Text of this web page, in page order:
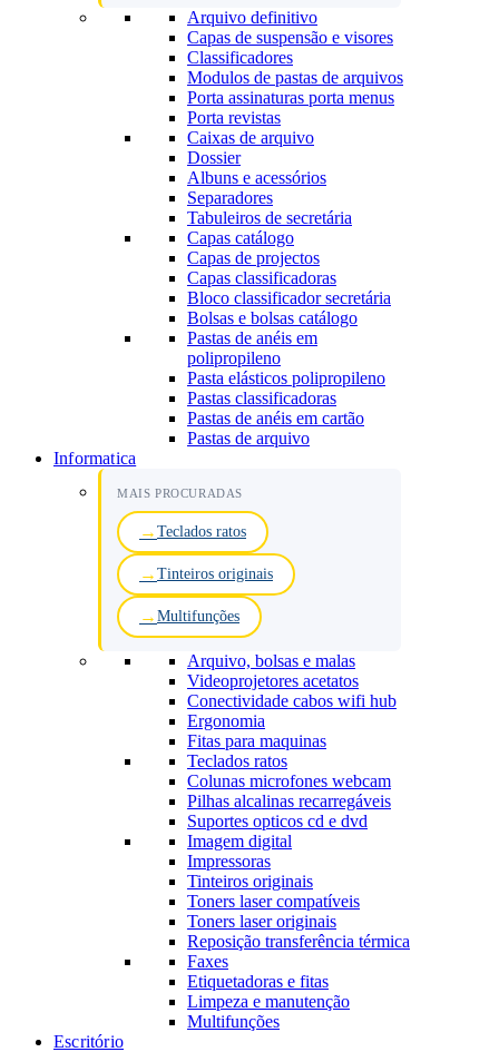
Arquivo definitivo
Capas de suspensão e visores
Classificadores
Modulos de pastas de arquivos
Porta assinaturas porta menus
Porta revistas
Caixas de arquivo
Dossier
Albuns e acessórios
Separadores
Tabuleiros de secretária
Capas catálogo
Capas de projectos
Capas classificadoras
Bloco classificador secretária
Bolsas e bolsas catálogo
Pastas de anéis em
polipropileno
Pasta elásticos polipropileno
Pastas classificadoras
Pastas de anéis em cartão
Pastas de arquivo
Informatica
MAIS PROCURADAS
Teclados ratos
Tinteiros originais
Multifunções
Arquivo, bolsas e malas
Videoprojetores acetatos
Conectividade cabos wifi hub
Ergonomia
Fitas para maquinas
Teclados ratos
Colunas microfones webcam
Pilhas alcalinas recarregáveis
Suportes opticos cd e dvd
Imagem digital
Impressoras
Tinteiros originais
Toners laser compatíveis
Toners laser originais
Reposição transferência térmica
Faxes
Etiquetadoras e fitas
Limpeza e manutenção
Multifunções
Escritório